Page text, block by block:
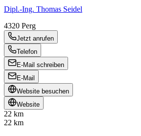
Dipl.-Ing. Thomas Seidel
4320 Perg
Jetzt anrufen
Telefon
E-Mail schreiben
E-Mail
Website besuchen
Website
22 km
22 km